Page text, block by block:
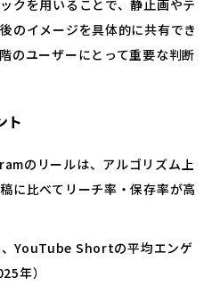
クを用いることで、静止画やテ
のイメージを具体的に共有でき
のユーザーにとって重要な判断
ト
のリールは、アルゴリズム上
に比べてリーチ率・保存率が高
YouTube Shortの平均エンゲ
年）